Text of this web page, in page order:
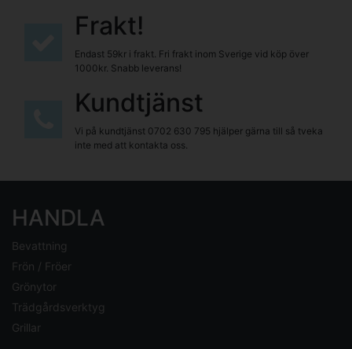
Frakt!
Endast 59kr i frakt. Fri frakt inom Sverige vid köp över
1000kr. Snabb leverans!
Kundtjänst
Vi på kundtjänst 0702 630 795 hjälper gärna till så tveka
inte med att kontakta oss.
HANDLA
Bevattning
Frön / Fröer
Grönytor
Trädgårdsverktyg
Grillar